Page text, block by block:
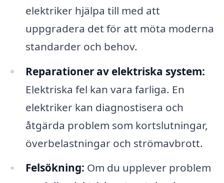
elektriker hjälpa till med att
uppgradera det för att möta moderna
standarder och behov.
Reparationer av elektriska system:
Elektriska fel kan vara farliga. En
elektriker kan diagnostisera och
åtgärda problem som kortslutningar,
överbelastningar och strömavbrott.
Felsökning: Om du upplever problem